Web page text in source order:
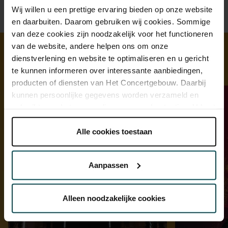
Wij willen u een prettige ervaring bieden op onze website
en daarbuiten. Daarom gebruiken wij cookies. Sommige
van deze cookies zijn noodzakelijk voor het functioneren
van de website, andere helpen ons om onze
dienstverlening en website te optimaliseren en u gericht
te kunnen informeren over interessante aanbiedingen,
producten of diensten van Het Concertgebouw. Daarbij
kunnen persoonlijke gegevens worden verzameld en
onder 'aanpassen' zelf welke cookies wij mogen
Lees onze cookieverklaring hier. Lees onze
Via decookieverklaringop onze website kunt u uw
Alle cookies toestaan
Aanpassen
Alleen noodzakelijke cookies
Ontdek meer